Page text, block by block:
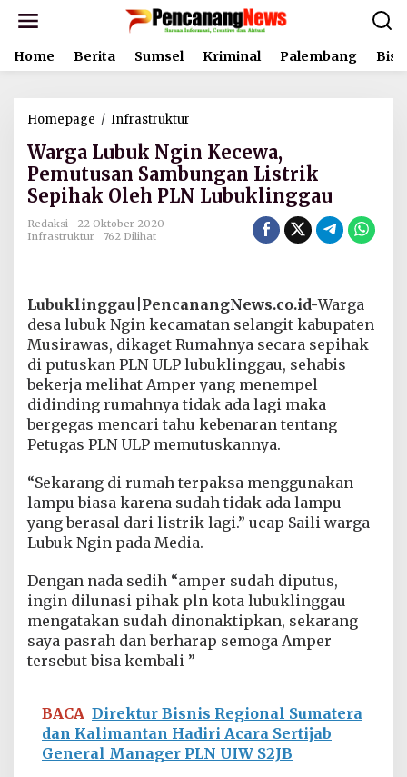
t
Home Berita Sumsel Kriminal Palembang
Homepage / Infrastruktur
r
g
a
L
g
n
K
e
c
e
w
a
,
e
m
u
t
u
a
n
S
a
m
b
g
a
n
L
Warga Lubuk Ngin Kecewa,
Pemutusan Sambungan Listrik
Sepihak Oleh PLN Lubuklinggau
Redaksi
22 Oktober 2020
Infrastruktur
762 Dilihat
Lubuklinggau|PencanangNews.co.id-Warga
desa lubuk Ngin kecamatan selangit kabupaten
Musirawas, dikaget Rumahnya secara sepihak
di putuskan PLN ULP lubuklinggau, sehabis
bekerja melihat Amper yang menempel
didinding rumahnya tidak ada lagi maka
bergegas mencari tahu kebenaran tentang
Petugas PLN ULP memutuskannya.
“Sekarang di rumah terpaksa menggunakan
lampu biasa karena sudah tidak ada lampu
yang berasal dari listrik lagi.” ucap Saili warga
Lubuk Ngin pada Media.
Dengan nada sedih “amper sudah diputus,
ingin dilunasi pihak pln kota lubuklinggau
mengatakan sudah dinonaktipkan, sekarang
saya pasrah dan berharap semoga Amper
tersebut bisa kembali ”
BACA Direktur Bisnis Regional Sumatera
dan Kalimantan Hadiri Acara Sertijab
General Manager PLN UIW S2JB